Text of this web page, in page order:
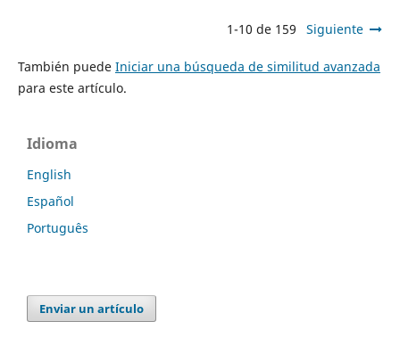
1-10 de 159 Siguiente
También puede Iniciar una búsqueda de similitud avanzada
para este artículo.
Idioma
English
Español
Português
Enviar un artículo